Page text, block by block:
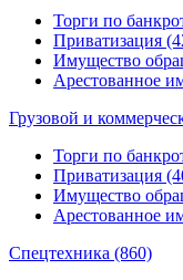
Торги по
Приватизация
Имущество
Арестованное
Грузовой и
Торги по
Приватизация
Имущество
Арестованное
Спецтехника (860)